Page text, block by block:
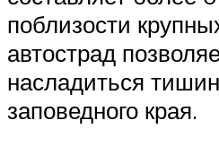
поблизости
автострад
насладиться
заповедного края.